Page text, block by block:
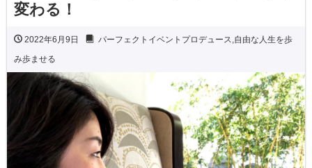
変わる！
2022年6月9日 パーフェクトイベントプロデュース,自由な人生を歩
み歩ませる